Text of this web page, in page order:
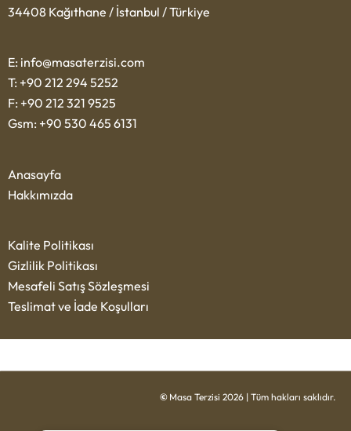
34408 Kağıthane / İstanbul / Türkiye
E: info@masaterzisi.com
T: +90 212 294 5252
F: +90 212 321 9525
Gsm: +90 530 465 6131
Anasayfa
Hakkımızda
Kalite Politikası
Gizlilik Politikası
Mesafeli Satış Sözleşmesi
Teslimat ve İade Koşulları
© Masa Terzisi 2026 | Tüm hakları saklıdır.